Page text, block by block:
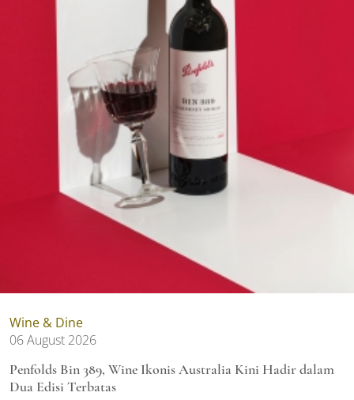
Wine & Dine
06 August 2026
Penfolds Bin 389, Wine Ikonis Australia Kini Hadir dalam
Dua Edisi Terbatas